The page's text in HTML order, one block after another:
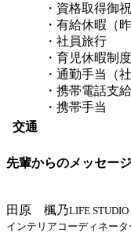
・資格取得御
・有給休暇（
・社員旅行
・育児休暇制
・通勤手当（
・携帯電話支給
・携帯手当
交通
先輩からのメッセージ
田原 楓乃LIFE STUDIO
インテリアコーディネータ